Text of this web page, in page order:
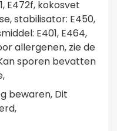
E472f, kokosvet
stabilisator: E450,
E401, E464,
allergenen, zie de
sporen bevatten
bewaren, Dit